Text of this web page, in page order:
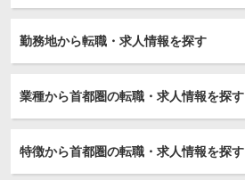
勤務地から転職・求人情報を探す
業種から首都圏の転職・求人情報を探す
特徴から首都圏の転職・求人情報を探す